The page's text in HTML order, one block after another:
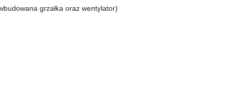
grzałka oraz wentylator)